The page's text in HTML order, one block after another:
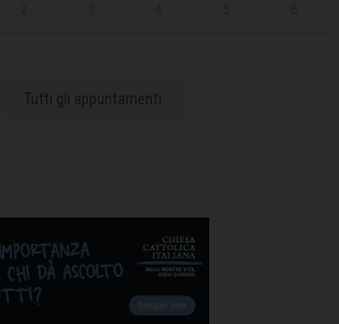
Tutti gli appuntamenti